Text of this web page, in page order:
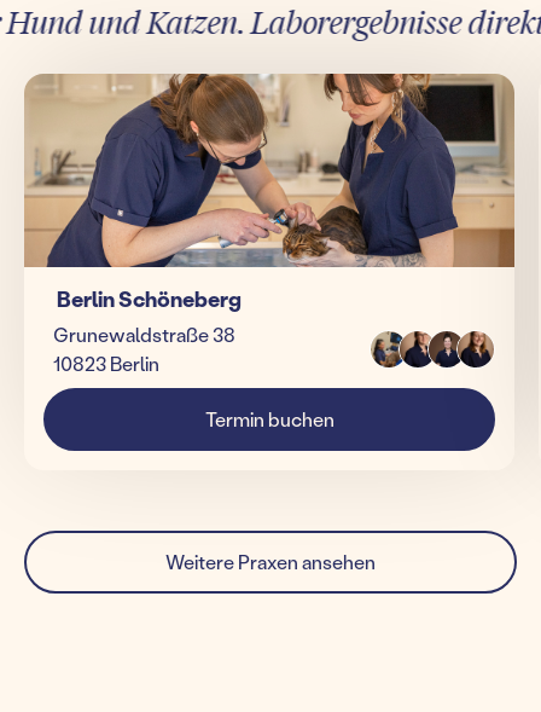
und Katzen. Laborergebnisse
Berlin Schöneberg
Grunewaldstraße 38
10823 Berlin
Termin buchen
Weitere Praxen ansehen